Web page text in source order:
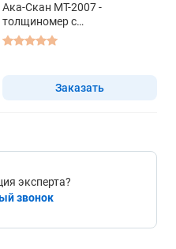
Ака-Скан МТ-2007 -
толщиномер с
преобразователем ТМ0.7-01
Заказать
эксперта?
звонок